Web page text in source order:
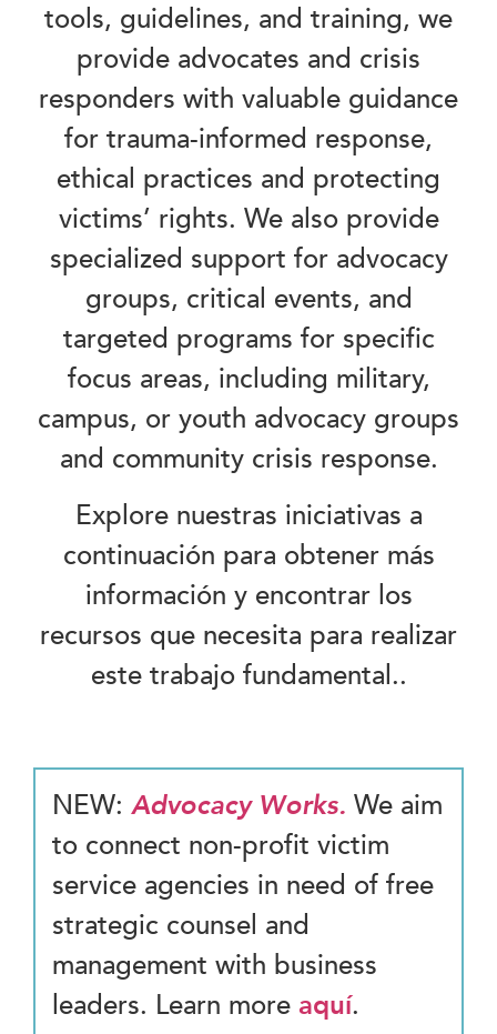
tools, guidelines, and training, we
provide advocates and crisis
responders with valuable guidance
for trauma-informed response,
ethical practices and protecting
victims’ rights. We also provide
specialized support for advocacy
groups, critical events, and
targeted programs for specific
focus areas, including military,
campus, or youth advocacy groups
and community crisis response.
Explore nuestras iniciativas a
continuación para obtener más
información y encontrar los
recursos que necesita para realizar
este trabajo fundamental..
NEW: Advocacy Works. We aim
to connect non-profit victim
service agencies in need of free
strategic counsel and
management with business
leaders. Learn more aquí.